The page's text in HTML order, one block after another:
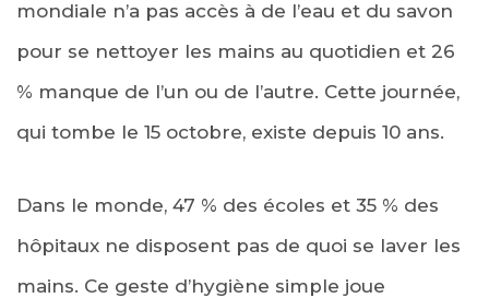
mondiale n’a pas accès à de l’eau et du savon
pour se nettoyer les mains au quotidien et 26
% manque de l’un ou de l’autre. Cette journée,
qui tombe le 15 octobre, existe depuis 10 ans.
Dans le monde, 47 % des écoles et 35 % des
hôpitaux ne disposent pas de quoi se laver les
mains. Ce geste d’hygiène simple joue